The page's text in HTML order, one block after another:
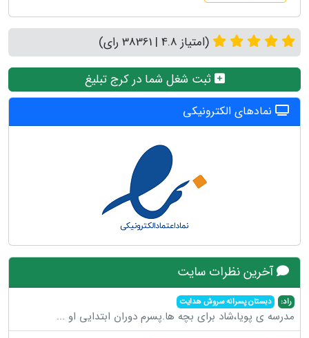
(امتیاز 4.8 | 38361 رای)
ثبت شغل شما در کرج تبلیغ
نمادهای الکترونیکی
آخرین نظرات سایت
راد: دبستان پسرانه سروش هدایت
مدرسه ی پویا،شاد برای بچه ها.پسرم دوران ابتدایی او ...